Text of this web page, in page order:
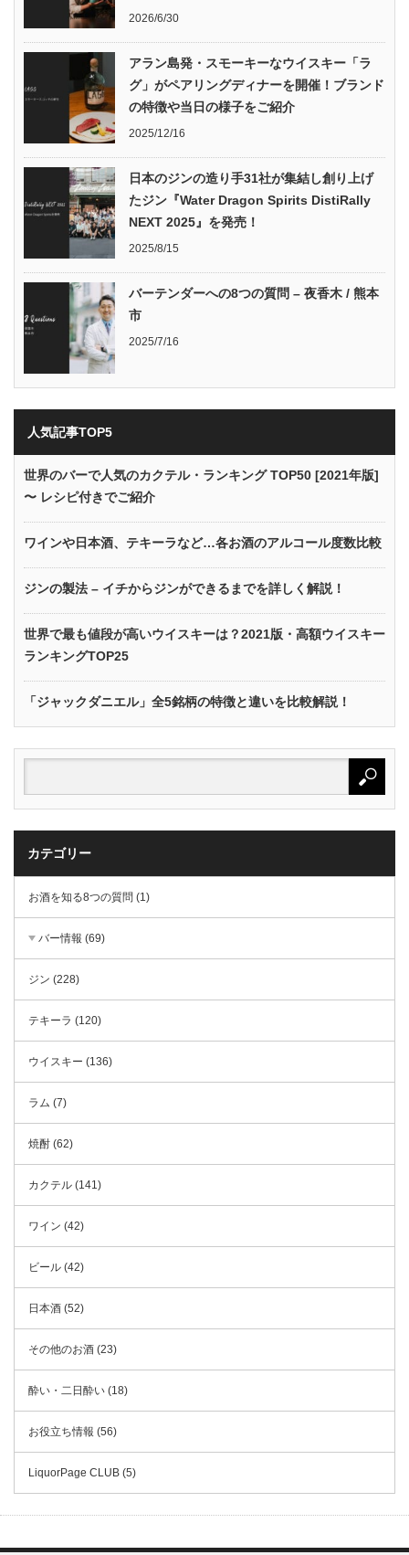
2026/6/30
アラン島発・スモーキーなウイスキー「ラ
グ」がペアリングディナーを開催！ブランド
の特徴や当日の様子をご紹介
2025/12/16
日本のジンの造り手31社が集結し創り上げ
たジン『Water Dragon Spirits DistiRally
NEXT 2025』を発売！
2025/8/15
バーテンダーへの8つの質問 – 夜香木 / 熊本
市
2025/7/16
人気記事TOP5
世界のバーで人気のカクテル・ランキング TOP50 [2021年版]
〜 レシピ付きでご紹介
ワインや日本酒、テキーラなど…各お酒のアルコール度数比較
ジンの製法 – イチからジンができるまでを詳しく解説！
世界で最も値段が高いウイスキーは？2021版・高額ウイスキー
ランキングTOP25
「ジャックダニエル」全5銘柄の特徴と違いを比較解説！
カテゴリー
お酒を知る8つの質問 (1)
バー情報 (69)
ジン (228)
テキーラ (120)
ウイスキー (136)
ラム (7)
焼酎 (62)
カクテル (141)
ワイン (42)
ビール (42)
日本酒 (52)
その他のお酒 (23)
酔い・二日酔い (18)
お役立ち情報 (56)
LiquorPage CLUB (5)